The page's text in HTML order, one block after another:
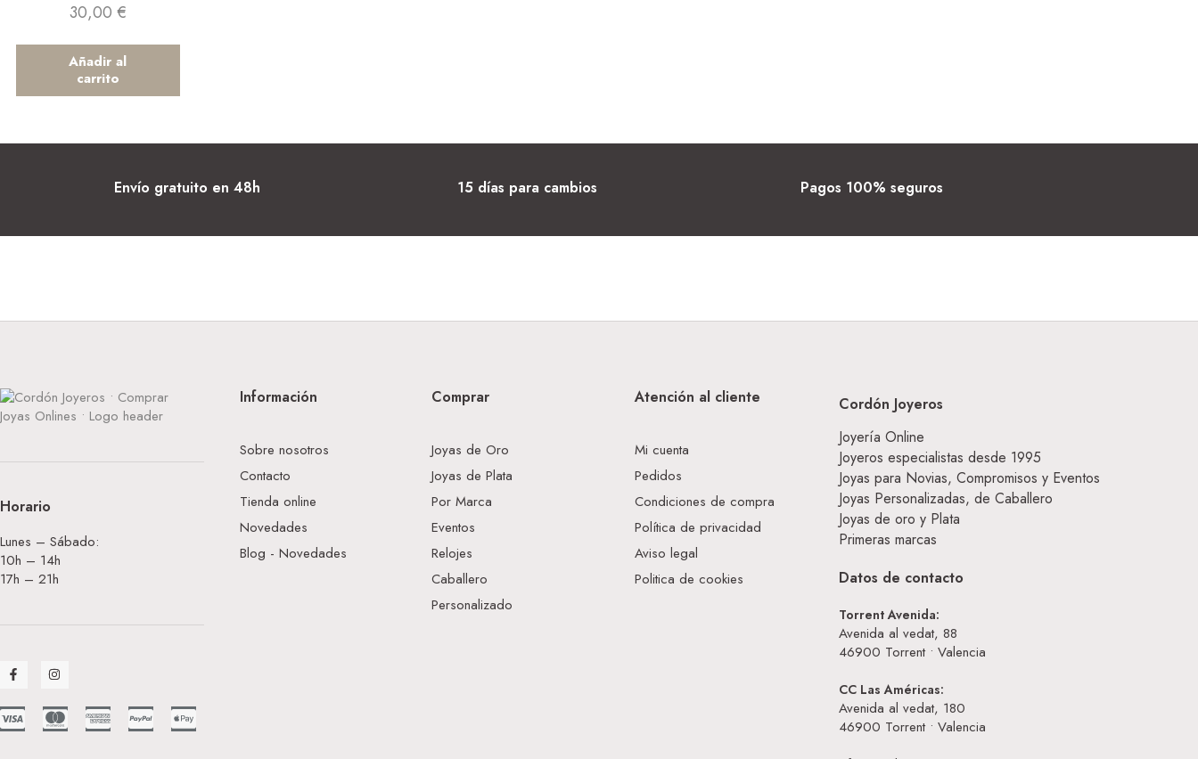
30,00 €
Añadir al
carrito
Envío gratuito en 48h 15 días para cambios Pagos 100% seguros
Horario
Lunes – Sábado:
10h – 14h
17h – 21h
Información
Sobre nosotros
Contacto
Tienda online
Novedades
Blog - Novedades
Comprar
Joyas de Oro
Joyas de Plata
Por Marca
Eventos
Relojes
Caballero
Personalizado
Atención al cliente
Mi cuenta
Pedidos
Condiciones de compra
Política de privacidad
Aviso legal
Politica de cookies
Cordón Joyeros
Joyería Online
Joyeros especialistas desde 1995
Joyas para Novias, Compromisos y Eventos
Joyas Personalizadas, de Caballero
Joyas de oro y Plata
Primeras marcas
Datos de contacto
Torrent Avenida:
Avenida al vedat, 88
46900 Torrent • Valencia
CC Las Américas:
Avenida al vedat, 180
46900 Torrent • Valencia